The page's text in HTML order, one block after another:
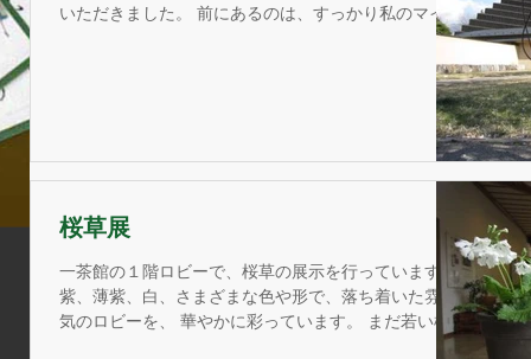
いただきました。 前にあるのは、すっかり私のマイ自
で、自転車で一茶館を訪れるのは少々大変ですが、 ...
桜草展
一茶館の１階ロビーで、桜草の展示を行っています。
紫、薄紫、白、さまざまな色や形で、落ち着いた雰囲
気のロビーを、 華やかに彩っています。 まだ若い桜